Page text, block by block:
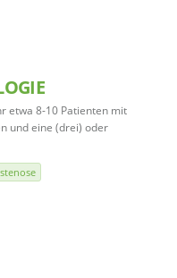
etwa 8-10 Patienten mit
und eine (drei) oder